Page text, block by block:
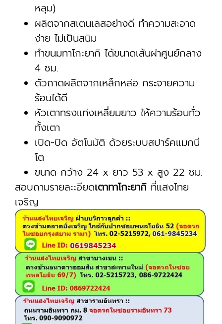
หลุม)
ผลิตจากสเตนเลสอย่างดี ทำความสะอาด
ง่าย ไม่เป็นสนิม
ทำขนมทาโกะยากิ ได้ขนาดเส้นผ่าศูนย์กลาง
4 ซม.
ตัวถาดผลิตจากเหล็กหล่อ กระจายความ
ร้อนได้ดี
หัวเตาทรงแท่งเหลี่ยมยาว ให้ความร้อนทั่ว
ทั้งเตา
เปิด-ปิด อัตโนมัติ ด้วยระบบสปาร์คแมกนี
โต
ขนาด กว้าง 24 x ยาว 53 x สูง 22 ซม.
สอบถามรายละะอียดเตาทาโกะยากิ ที่แสงไทย
เจริญ